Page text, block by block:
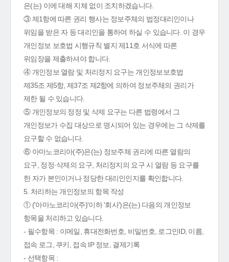
은(는) 이에 대해 지체 없이 조치하겠습니다.
③ 제1항에 따른 권리 행사는 정보주체의 법정대리인이나
위임을 받은 자 등 대리인을 통하여 하실 수 있습니다. 이 경우
개인정보 보호법 시행규칙 별지 제11호 서식에 따른
위임장을 제출하셔야 합니다.
④ 개인정보 열람 및 처리정지 요구는 개인정보보호법
제35조 제5항, 제37조 제2항에 의하여 정보주체의 권리가
제한 될 수 있습니다.
⑤ 개인정보의 정정 및 삭제 요구는 다른 법령에서 그
개인정보가 수집 대상으로 명시되어 있는 경우에는 그 삭제를
요구할 수 없습니다.
⑥ 아마노코리아(주)은(는) 정보주체 권리에 따른 열람의
요구, 정정·삭제의 요구, 처리정지의 요구 시 열람 등 요구를
한 자가 본인이거나 정당한 대리인인지를 확인합니다.
5. 처리하는 개인정보의 항목 작성
① ('아마노코리아(주)'이하 '회사')은(는) 다음의 개인정보
항목을 처리하고 있습니다.
- 필수항목 : 이메일, 휴대전화번호, 비밀번호, 로그인ID, 이름,
접속 로그, 쿠키, 접속 IP 정보, 결제기록
- 선택항목 :